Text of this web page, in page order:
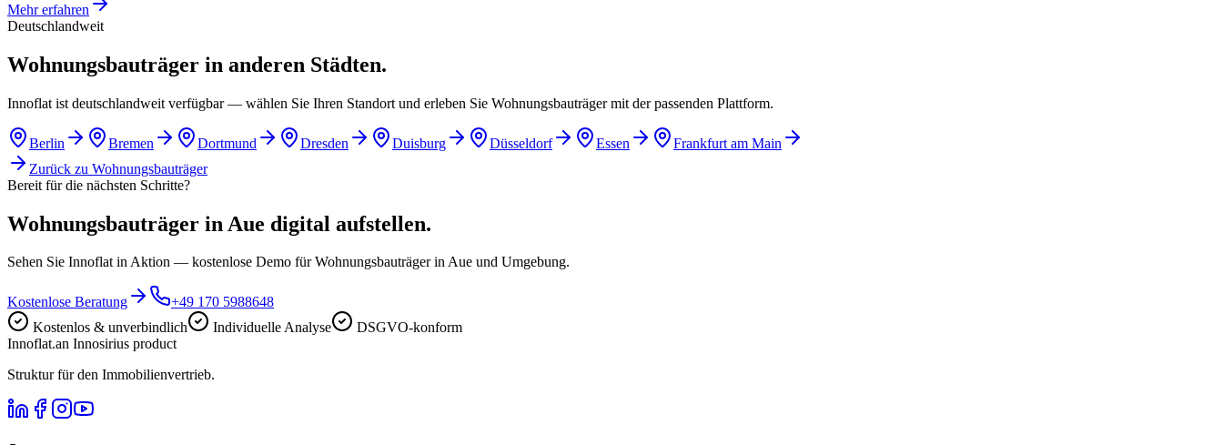
Mehr erfahren
Deutschlandweit
Wohnungsbauträger in anderen Städten.
Innoflat ist deutschlandweit verfügbar — wählen Sie Ihren Standort und erleben Sie Wohnungsbauträger mit der passenden Plattform.
Berlin Bremen Dortmund Dresden Duisburg Düsseldorf Essen
Frankfurt am Main
Zurück zu Wohnungsbauträger
Bereit für die nächsten Schritte?
Wohnungsbauträger in Aue digital aufstellen.
Sehen Sie Innoflat in Aktion — kostenlose Demo für Wohnungsbauträger in Aue und Umgebung.
Kostenlose Beratung
+49 170 5988648
Kostenlos & unverbindlich
Individuelle Analyse
DSGVO-konform
Innoflat.an Innosirius product
Struktur für den Immobilienvertrieb.